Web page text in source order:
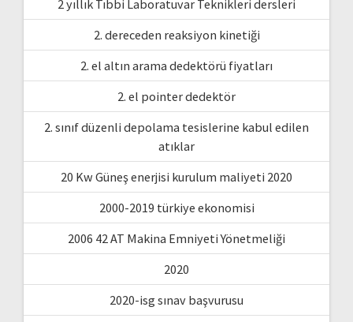
2 yıllık Tıbbi Laboratuvar Teknikleri dersleri
2. dereceden reaksiyon kinetiği
2. el altın arama dedektörü fiyatları
2. el pointer dedektör
2. sınıf düzenli depolama tesislerine kabul edilen
atıklar
20 Kw Güneş enerjisi kurulum maliyeti 2020
2000-2019 türkiye ekonomisi
2006 42 AT Makina Emniyeti Yönetmeliği
2020
2020-isg sınav başvurusu